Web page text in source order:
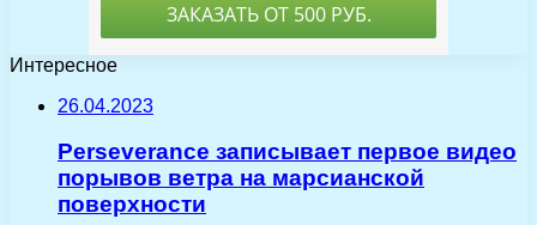
Интересное
26.04.2023
Perseverance записывает первое видео
порывов ветра на марсианской
поверхности